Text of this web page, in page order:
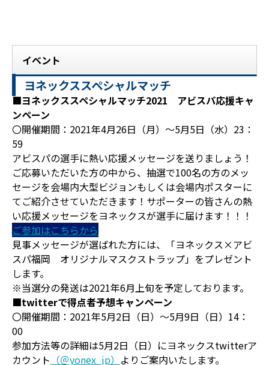
イベント
ヨネックススペシャルマッチ
■ヨネックススペシャルマッチ2021 アビスパ応援キャ
ンペーン
〇開催期間：2021年4月26日（月）～5月5日（水）23：
59
アビスパの選手に熱い応援メッセージを送りましょう！
ご応募いただいた方の中から、抽選で100名の方のメッ
セージを会場内大型ビジョンもしくは会場内ポスターに
てご紹介させていただきます！サポーターの皆さんの熱
い応援メッセージをヨネックスが選手に届けます！！！
ご参加はこちらから
見事メッセージが選ばれた方には、「ヨネックス×アビ
スパ福岡 オリジナルマスクストラップ」をプレゼント
します。
※当選分の発送は2021年6月上旬を予定しております。
■twitterで得点者予想キャンペーン
〇開催期間：2021年5月2日（日）～5月9日（日）14：
00
参加方法等の詳細は5月2日（日）にヨネックスtwitterア
カウント （＠yonex_jp） よりご案内いたします。